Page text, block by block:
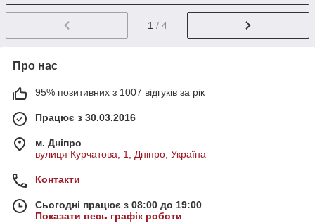
1 / 4
Про нас
95% позитивних з 1007 відгуків за рік
Працює з 30.03.2016
м. Дніпро
вулиця Курчатова, 1, Дніпро, Україна
Контакти
Сьогодні працює з 08:00 до 19:00
Показати весь графік роботи